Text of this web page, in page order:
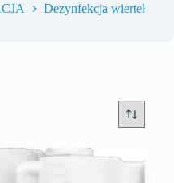
Dezynfekcja wierteł